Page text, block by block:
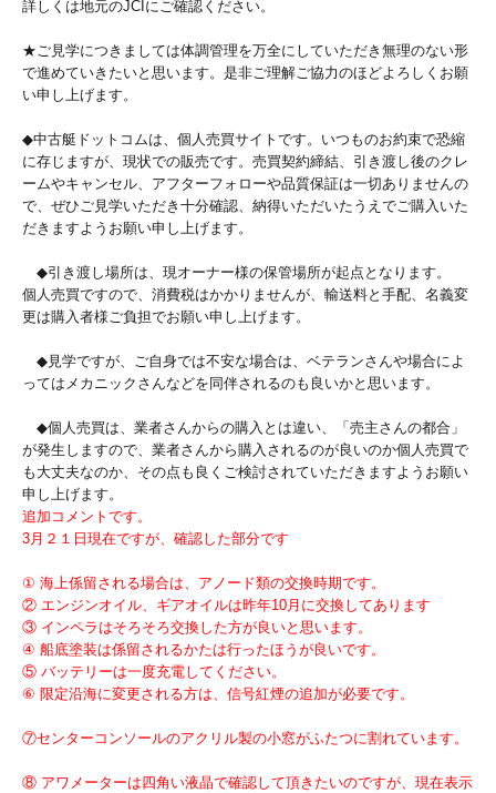
詳しくは地元のJCIにご確認ください。
★ご見学につきましては体調管理を万全にしていただき無理のない形
で進めていきたいと思います。是非ご理解ご協力のほどよろしくお願
い申し上げます。
◆中古艇ドットコムは、個人売買サイトです。いつものお約束で恐縮
に存じますが、現状での販売です。売買契約締結、引き渡し後のクレ
ームやキャンセル、アフターフォローや品質保証は一切ありませんの
で、ぜひご見学いただき十分確認、納得いただいたうえでご購入いた
だきますようお願い申し上げます。
◆引き渡し場所は、現オーナー様の保管場所が起点となります。
個人売買ですので、消費税はかかりませんが、輸送料と手配、名義変
更は購入者様ご負担でお願い申し上げます。
◆見学ですが、ご自身では不安な場合は、ベテランさんや場合によ
ってはメカニックさんなどを同伴されるのも良いかと思います。
◆個人売買は、業者さんからの購入とは違い、「売主さんの都合」
が発生しますので、業者さんから購入されるのが良いのか個人売買で
も大丈夫なのか、その点も良くご検討されていただきますようお願い
申し上げます。
追加コメントです。
3月２１日現在ですが、確認した部分です
① 海上係留される場合は、アノード類の交換時期です。
② エンジンオイル、ギアオイルは昨年10月に交換してあります
③ インペラはそろそろ交換した方が良いと思います。
④ 船底塗装は係留されるかたは行ったほうが良いです。
⑤ バッテリーは一度充電してください。
⑥ 限定沿海に変更される方は、信号紅煙の追加が必要です。
⑦センターコンソールのアクリル製の小窓がふたつに割れています。
⑧ アワメーターは四角い液晶で確認して頂きたいのですが、現在表示